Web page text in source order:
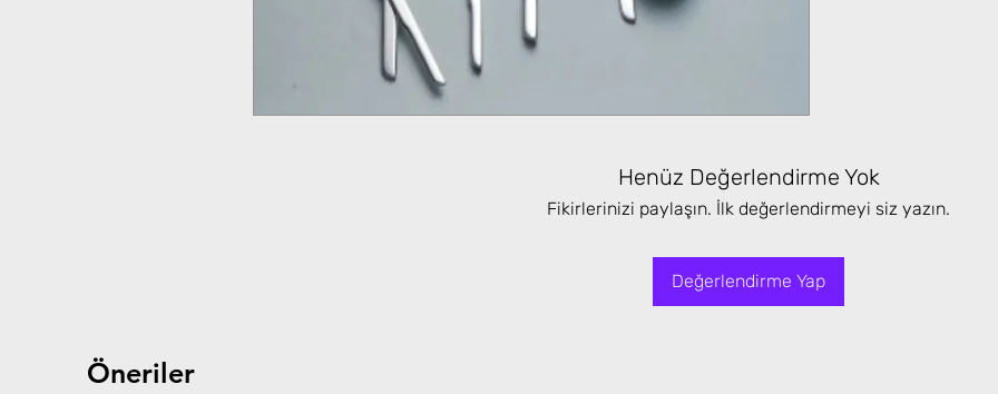
Henüz Değerlendirme Yok
Fikirlerinizi paylaşın. İlk değerlendirmeyi siz yazın.
Değerlendirme Yap
Öneriler